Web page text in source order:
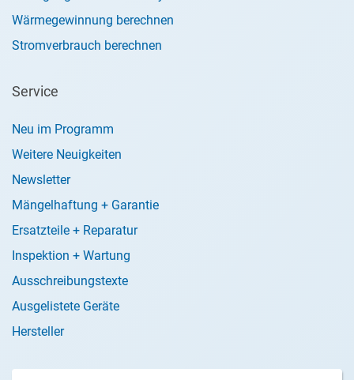
Wärmegewinnung berechnen
Stromverbrauch berechnen
Service
Neu im Programm
Weitere Neuigkeiten
Newsletter
Mängelhaftung + Garantie
Ersatzteile + Reparatur
Inspektion + Wartung
Ausschreibungstexte
Ausgelistete Geräte
Hersteller